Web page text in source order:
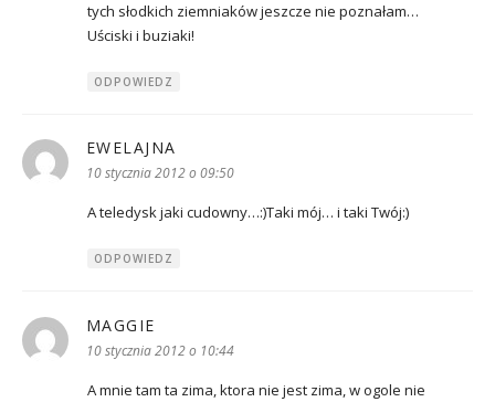
tych słodkich ziemniaków jeszcze nie poznałam…
Uściski i buziaki!
ODPOWIEDZ
EWELAJNA
10 stycznia 2012 o 09:50
A teledysk jaki cudowny…:)Taki mój… i taki Twój:)
ODPOWIEDZ
MAGGIE
10 stycznia 2012 o 10:44
A mnie tam ta zima, ktora nie jest zima, w ogole nie